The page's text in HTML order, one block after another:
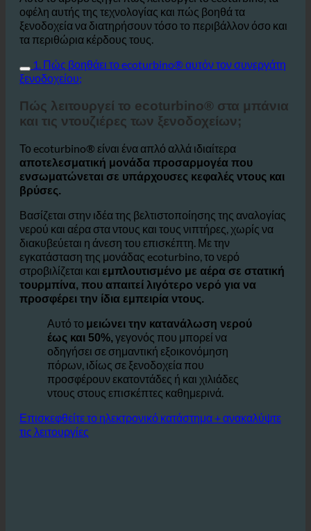
Αυτό το άρθρο εξηγεί πώς λειτουργεί το ecoturbino, τα
οφέλη αυτής της τεχνολογίας και πώς βοηθά τα
ξενοδοχεία να διατηρήσουν τόσο το περιβάλλον όσο και
τα περιθώρια κέρδους τους.
1. Πώς βοηθάει το ecoturbino® αυτόν τον συνεργάτη
ξενοδοχείου;
Πώς λειτουργεί το ecoturbino® στα μπάνια
και τις ντουζιέρες των ξενοδοχείων;
Το ecoturbino® είναι ένα απλό αλλά ιδιαίτερα
αποτελεσματική μονάδα προσαρμογέα που
ενσωματώνεται σε υπάρχουσες κεφαλές ντους και
βρύσες.
Βασίζεται στην ιδέα της βελτιστοποίησης της αναλογίας
νερού και αέρα στα ντους και τους νιπτήρες, χωρίς να
διακυβεύεται η άνεση του επισκέπτη. Με την
εγκατάσταση της μονάδας ecoturbino, το νερό
στροβιλίζεται καιεμπλουτισμένο με αέρα σε στατική
τουρμπίνα, που απαιτεί λιγότερο νερό για να
προσφέρει την ίδια εμπειρία ντους.
Αυτό τομειώνει την κατανάλωση νερού
έως και 50%, γεγονός που μπορεί να
οδηγήσει σε σημαντική εξοικονόμηση
πόρων, ιδίως σε ξενοδοχεία που
προσφέρουν εκατοντάδες ή και χιλιάδες
ντους στους επισκέπτες καθημερινά.